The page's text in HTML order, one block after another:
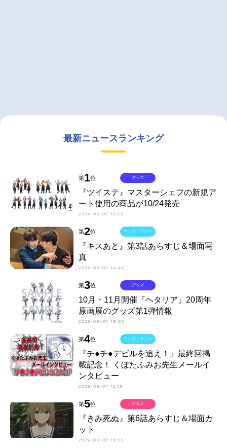
最新ニュースランキング
第1位
『ツイステ』マスターシェフの新規ア
ート使用の商品が10/24発売
2026-08-07 12:50
グッズ
第2位
『キスあと』第3話あらすじ＆場面写
真
2026-08-07 14:45
マンガ・ラノベ
第3位
10月・11月開催『ヘタリア』20周年
原画展のグッズ第1弾情報
2026-08-07 18:00
グッズ
第4位
『チ●チ●デビルを追え！』最終回掲
載記念！ くぼたふみお先生メールイ
ンタビュー
2026-08-07 12:15
マンガ・ラノベ
第5位
『きみ死ぬ』第6話あらすじ＆場面カ
ット
2026-08-07 13:05
アニメ